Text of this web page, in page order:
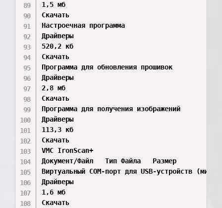
1,5 мб
Скачать
Настроечная программа
Драйверы
520,2 кб
Скачать
Программа для обновления прошивок
Драйверы
2,8 мб
Скачать
Программа для получения изображений
Драйверы
113,3 кб
Скачать
VMC IronScan+
Документ/Файл	Тип Файла	Размер
Виртуальный COM-порт для USB-устройств
Драйверы
1,6 мб
Скачать